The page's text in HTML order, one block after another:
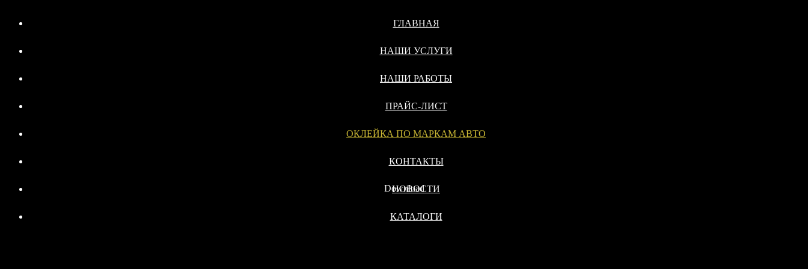
ГЛАВНАЯ
НАШИ УСЛУГИ
НАШИ РАБОТЫ
ПРАЙС-ЛИСТ
ОКЛЕЙКА ПО МАРКАМ АВТО
КОНТАКТЫ
НОВОСТИ
КАТАЛОГИ
Download